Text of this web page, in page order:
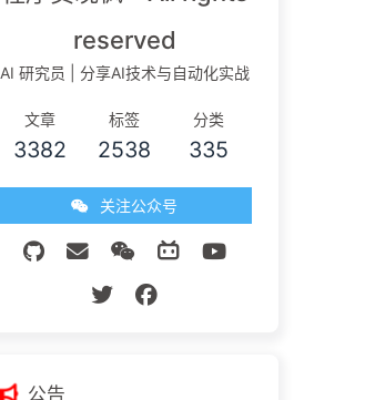
reserved
AI 研究员 | 分享AI技术与自动化实战
文章
3382
标签
2538
分类
335
关注公众号
公告